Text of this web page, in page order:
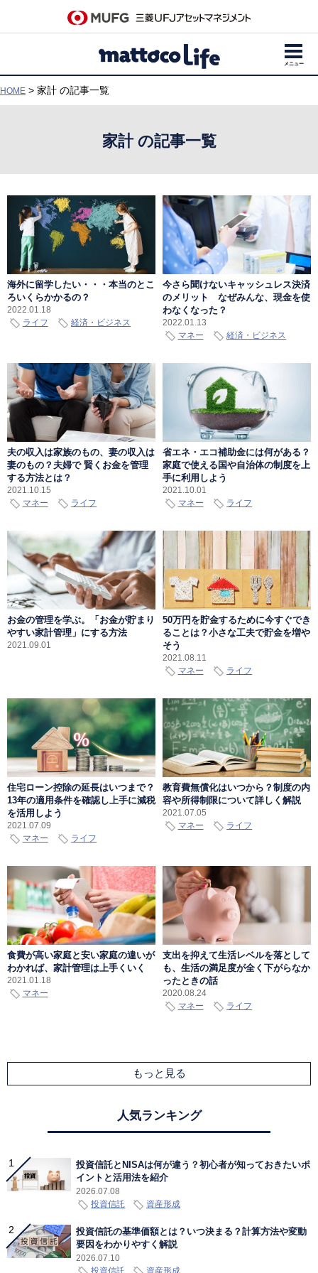
メニュー
HOME > 家計 の記事一覧
家計 の記事一覧
海外に留学したい・・・本当のとこ
ろいくらかかるの？
2022.01.18
ライフ 経済・ビジネス
今さら聞けないキャッシュレス決済
のメリット なぜみんな、現金を使
わなくなった？
2022.01.13
マネー 経済・ビジネス
夫の収入は家族のもの、妻の収入は
妻のもの？夫婦で 賢くお金を管理
する方法とは？
2021.10.15
マネー ライフ
省エネ・エコ補助金には何がある？
家庭で使える国や自治体の制度を上
手に利用しよう
2021.10.01
マネー ライフ
お金の管理を学ぶ。「お金が貯まり
やすい家計管理」にする方法
2021.09.01
50万円を貯金するために今すぐでき
ることは？小さな工夫で貯金を増や
そう
2021.08.11
マネー ライフ
住宅ローン控除の延長はいつまで？
13年の適用条件を確認し上手に減税
を活用しよう
2021.07.09
マネー ライフ
教育費無償化はいつから？制度の内
容や所得制限について詳しく解説
2021.07.05
マネー ライフ
食費が高い家庭と安い家庭の違いが
わかれば、家計管理は上手くいく
2021.01.18
マネー
支出を抑えて生活レベルを落として
も、生活の満足度が全く下がらなか
ったときの話
2020.08.24
マネー ライフ
もっと見る
人気ランキング
投資信託とNISAは何が違う？初心者が知っておきたいポ
イントと活用法を紹介
2026.07.08
投資信託 資産形成
投資信託の基準価額とは？いつ決まる？計算方法や変動
要因をわかりやすく解説
2026.07.10
投資信託 資産形成